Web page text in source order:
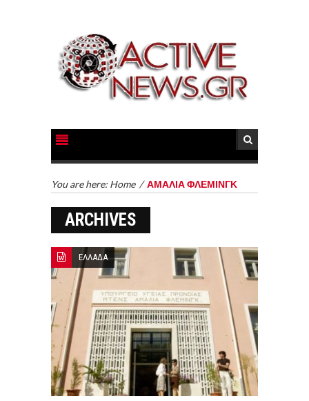
You are here: Home /ΑΜΑΛΙΑ ΦΛΕΜΙΝΓΚ
ARCHIVES
ΕΛΛΑΔΑ